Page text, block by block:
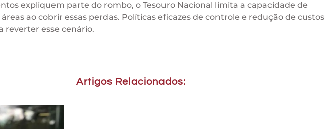
expliquem parte do rombo, o Tesouro Nacional limita a capacidade de
ao cobrir essas perdas. Políticas eficazes de controle e redução de custos
reverter esse cenário.
Artigos Relacionados: